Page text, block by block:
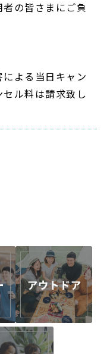
の皆さまにご負
よる当日キャン
ル料は請求致し